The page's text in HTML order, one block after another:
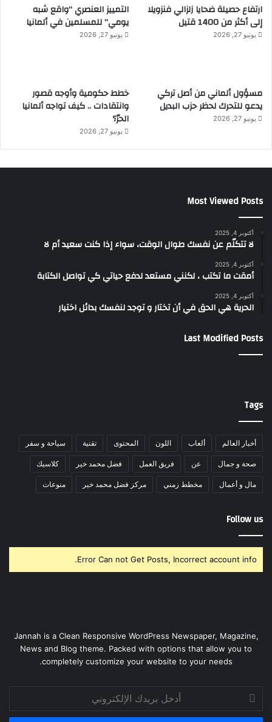
ارتفاع حصيلة ضحايا زلزالي فنزويلا
إلى أكثر من 1400 قتيل
يونيو 27, 2026
التمييز العنصري “واقع شبه
يومي” للمسلمين في ألمانيا
يونيو 27, 2026
مسؤول ألماني من أصل تركي
يدعو للتحرك لحظر حزب البديل
يونيو 27, 2026
خطط حكومية وأوجه قصور
وانتقادات .. كيف تواجه ألمانيا
الحرّ؟
يونيو 27, 2026
Most Viewed Posts
أكتوبر 4, 2025
لا تتكلّم عن نفسك طوال الوقت، سواء إذا كنت سعيد أم لا
أكتوبر 4, 2025
أمقت ما تكتب ، لكنني مستعد لدفع حياتي كي تواصل الكتابة
أكتوبر 4, 2025
الحرية هي الحق في أن تختار و توجد لنفسك بدائل اختيار
Last Modified Posts
Tags
أخبار العالم ألعاب اللون المحتوى تقنية سياحة و سفر
صحة و جمال عن فريق العمل فضل محمد خير كلاسيك
مال و أعمال مخطط زمني مركز فضل محمد خير منوعات
Follow us
Error Can not Get Posts, Incorrect account info.
Jannah is a Clean Responsive WordPress Newspaper, Magazine,
News and Blog theme. Packed with options that allow you to
completely customize your website to your needs.
أدخل
بريدك
الإلكتروني